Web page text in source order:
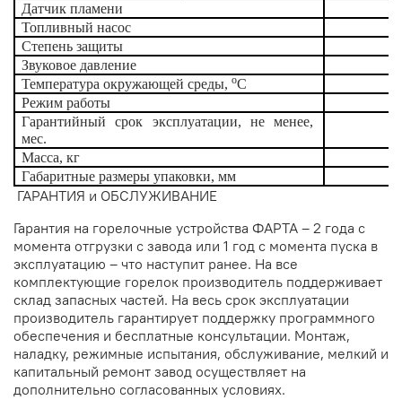
Датчик пламени
Топливный насос
Степень защиты
Звуковое давление
Температура окружающей среды,оС
Режим работы
Гарантийный срок эксплуатации, не менее,
мес.
Масса, кг
Габаритные размеры упаковки, мм
ГАРАНТИЯ и ОБСЛУЖИВАНИЕ
Гарантия на горелочные устройства ФАРТА – 2 года с
момента отгрузки с завода или 1 год с момента пуска в
эксплуатацию – что наступит ранее. На все
комплектующие горелок производитель поддерживает
склад запасных частей. На весь срок эксплуатации
производитель гарантирует поддержку программного
обеспечения и бесплатные консультации. Монтаж,
наладку, режимные испытания, обслуживание, мелкий и
капитальный ремонт завод осуществляет на
дополнительно согласованных условиях.